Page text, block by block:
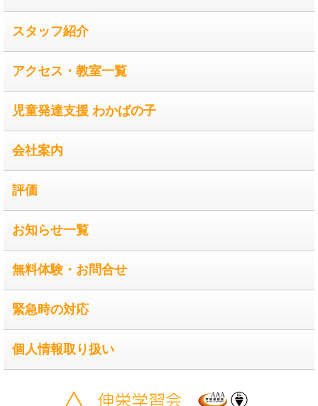
スタッフ紹介
アクセス・教室一覧
児童発達支援 わかばの子
会社案内
評価
お知らせ一覧
無料体験・お問合せ
緊急時の対応
個人情報取り扱い